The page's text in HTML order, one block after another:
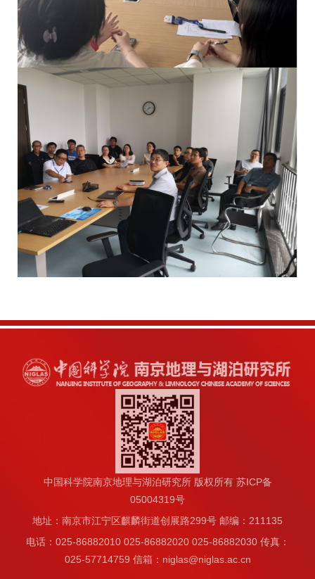
中国科学院南京地理与湖泊研究所 版权所有 苏ICP备
05004319号
地址：南京市江宁区麒麟街道创展路299号 邮编：211135
电话：025-86882010 025-86882020 025-86882030 传真：
025-57714759 信箱：niglas@niglas.ac.cn